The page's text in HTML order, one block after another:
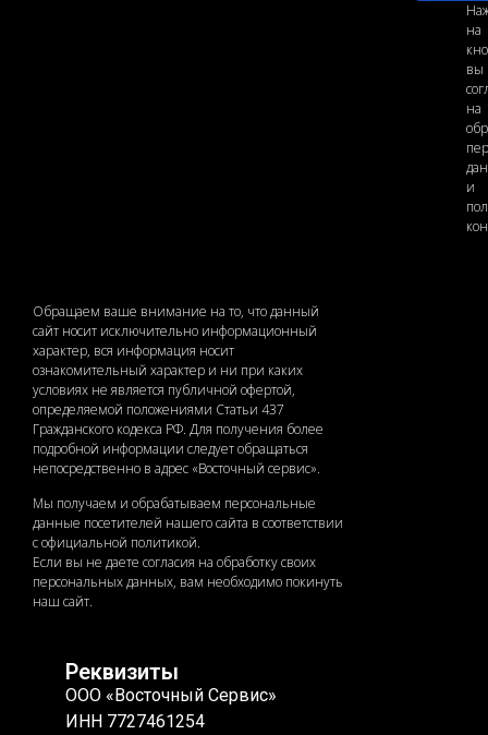
на
вы
на
и
Обращаем ваше внимание на то, что данный
сайт носит исключительно информационный
характер, вся информация носит
ознакомительный характер и ни при каких
условиях не является публичной офертой,
определяемой положениями Статьи 437
Гражданского кодекса РФ. Для получения более
подробной информации следует обращаться
непосредственно в адрес «Восточный сервис».
Мы получаем и обрабатываем персональные
данные посетителей нашего сайта в соответствии
с официальной политикой.
Если вы не даете согласия на обработку своих
персональных данных, вам необходимо покинуть
наш сайт.
Реквизиты
ООО «Восточный Сервис»
ИНН 7727461254